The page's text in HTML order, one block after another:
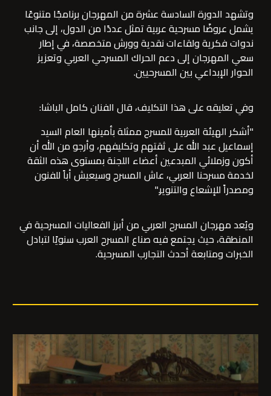
وتشهد الدورة السادسة عشرة من المهرجان برنامجًا متنوعًا
يشمل عروضًا مسرحية عربية تمثل عددًا من الدول، إلى جانب
ندوات فكرية ولقاءات نقدية وورش متخصصة، في إطار
سعي المهرجان إلى دعم الحراك المسرحي العربي وتعزيز
الحوار الإبداعي بين المسرحيين.
وفي تعليقه على هذا التكليف، قال الفنان كامل الباشا:
"أشكر الهيئة العربية للمسرح ممثلة بأمينها العام السيد
إسماعيل عبد الله على ثقتهم وتكليفهم، وأرجو من الله أن
أكون وزملائي المبدعين أعضاء اللجنة بمستوى هذه الثقة
لخدمة مسرحنا العربي، عاش المسرح وسيعيش أباً للفنون
ومصدراً للإشعاع والتنوير."
ويُعد مهرجان المسرح العربي من أبرز الفعاليات المسرحية في
المنطقة، حيث يجتمع فيه صناع المسرح العرب سنويًا لتبادل
الخبرات ومتابعة أحدث التجارب المسرحية.